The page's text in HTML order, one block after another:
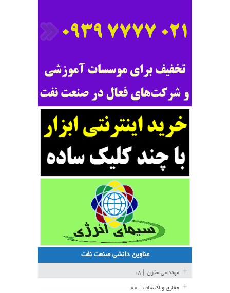
عناوین دانشی صنعت نفت
مهندسی مخزن
حفاری و اکتشاف